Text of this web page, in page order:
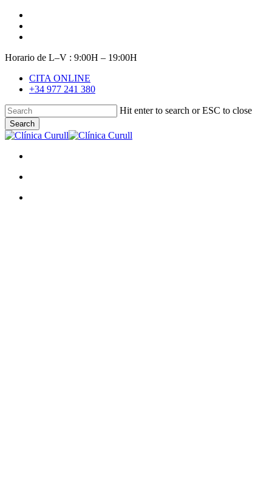
Skip
main
Horario de L–V : 9:00H – 19:00H
CITA ONLINE
+34 977 241 380
Hit enter to search or ESC to close
Search
Close
search
Menu